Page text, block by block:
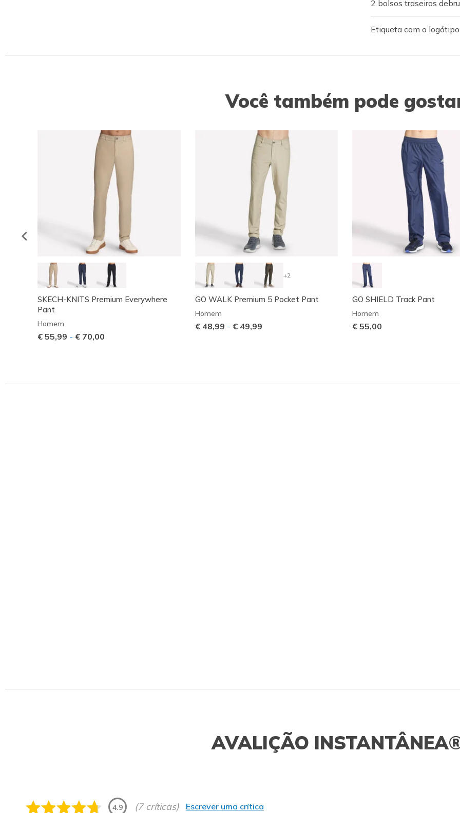
2 bolsos traseiros
Etiqueta com o
Você também pode
SKECH-KNITS Premium Everywhere
Pant
Homem
€ 55,99 - € 70,00
+2
GO WALK Premium 5 Pocket Pant
Homem
€ 48,99 - € 49,99
GO SHIELD Track Pant
Homem
€ 55,00
AVALIÇÃO
4.9 (7 críticas) Escrever uma crítica